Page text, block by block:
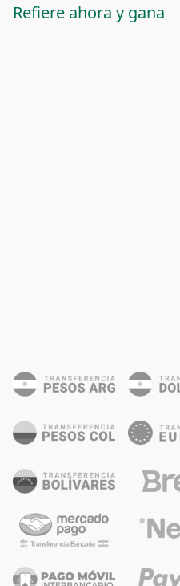
Refiere ahora y gana